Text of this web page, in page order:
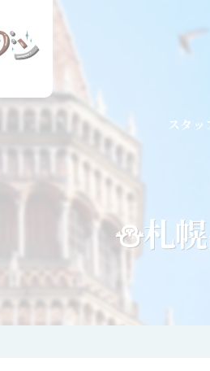
スタッ
⛄札